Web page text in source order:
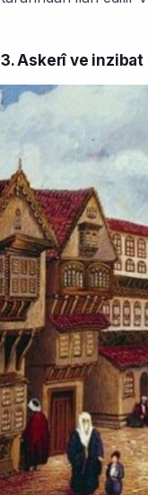
3. Askerî ve inzibat